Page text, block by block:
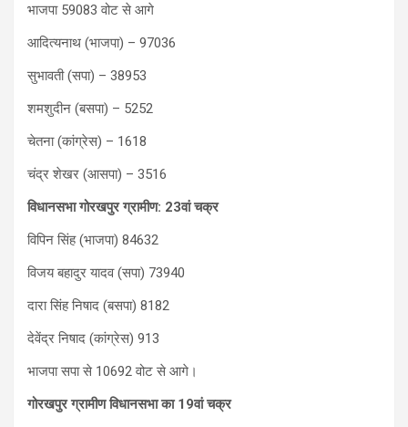
भाजपा 59083 वोट से आगे
आदित्यनाथ (भाजपा) – 97036
सुभावती (सपा) – 38953
शमशुदीन (बसपा) – 5252
चेतना (कांग्रेस) – 1618
चंद्र शेखर (आसपा) – 3516
विधानसभा गोरखपुर ग्रामीण: 23वां चक्र
विपिन सिंह (भाजपा) 84632
विजय बहादुर यादव (सपा) 73940
दारा सिंह निषाद (बसपा) 8182
देवेंद्र निषाद (कांग्रेस) 913
भाजपा सपा से 10692 वोट से आगे।
गोरखपुर ग्रामीण विधानसभा का 19वां चक्र